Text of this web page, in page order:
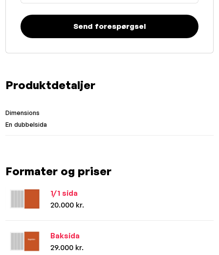
Produktdetaljer
Dimensions
En dubbelsida
Formater og priser
1/1 sida
20.000 kr.
Baksida
29.000 kr.
Send forespørgsel